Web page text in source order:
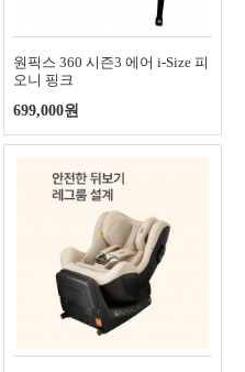
원픽스 360 시즌3 에어 i-Size 피
오니 핑크
699,000원